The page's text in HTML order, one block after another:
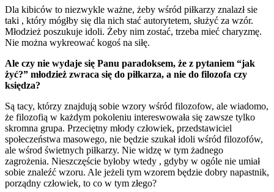
Dla kibiców to niezwykle ważne, żeby wśród piłkarzy znalazł sie
taki , który mógłby się dla nich stać autorytetem, służyć za wzór.
Młodzież poszukuje idoli. Żeby nim zostać, trzeba mieć charyzmę.
Nie można wykreować kogoś na siłę.
Ale czy nie wydaje się Panu paradoksem, że z pytaniem “jak
żyć?” młodzież zwraca się do piłkarza, a nie do filozofa czy
księdza?
Są tacy, którzy znajdują sobie wzory wśród filozofow, ale wiadomo,
że filozofią w każdym pokoleniu intereswowała się zawsze tylko
skromna grupa. Przeciętny młody człowiek, przedstawiciel
społeczeństwa masowego, nie będzie szukał idoli wśród filozofów,
ale wśrod świetnych piłkarzy. Nie widzę w tym żadnego
zagrożenia. Nieszczęście byłoby wtedy , gdyby w ogóle nie umiał
sobie znaleźć wzoru. Ale jeżeli tym wzorem będzie dobry napastnik,
porządny człowiek, to co w tym złego?